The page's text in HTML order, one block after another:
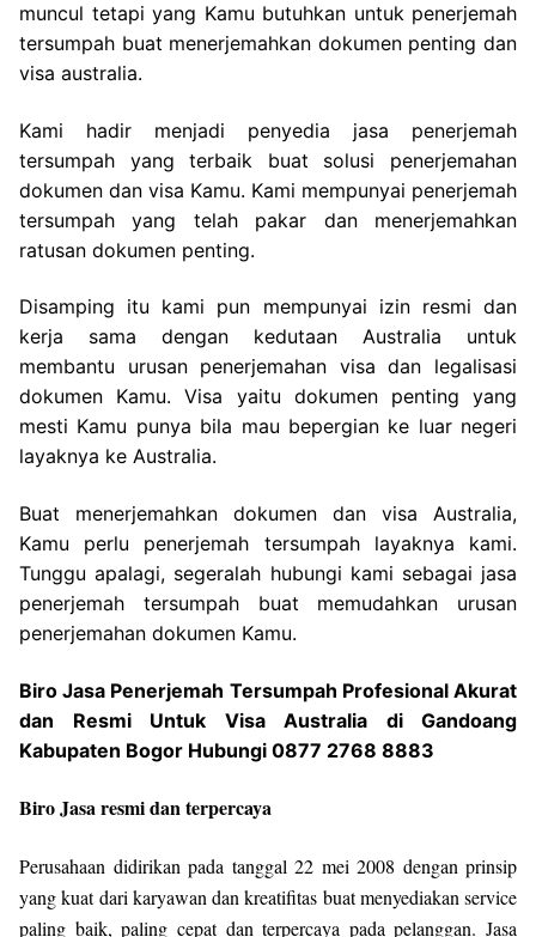
muncul tetapi yang Kamu butuhkan untuk penerjemah
tersumpah buat menerjemahkan dokumen penting dan
visa australia.
Kami hadir menjadi penyedia jasa penerjemah
tersumpah yang terbaik buat solusi penerjemahan
dokumen dan visa Kamu. Kami mempunyai penerjemah
tersumpah yang telah pakar dan menerjemahkan
ratusan dokumen penting.
Disamping itu kami pun mempunyai izin resmi dan
kerja sama dengan kedutaan Australia untuk
membantu urusan penerjemahan visa dan legalisasi
dokumen Kamu. Visa yaitu dokumen penting yang
mesti Kamu punya bila mau bepergian ke luar negeri
layaknya ke Australia.
Buat menerjemahkan dokumen dan visa Australia,
Kamu perlu penerjemah tersumpah layaknya kami.
Tunggu apalagi, segeralah hubungi kami sebagai jasa
penerjemah tersumpah buat memudahkan urusan
penerjemahan dokumen Kamu.
Biro Jasa Penerjemah Tersumpah Profesional Akurat
dan Resmi Untuk Visa Australia di Gandoang
Kabupaten Bogor Hubungi 0877 2768 8883
Biro Jasa resmi dan terpercaya
Perusahaan didirikan pada tanggal 22 mei 2008 dengan prinsip
yang kuat dari karyawan dan kreatifitas buat menyediakan service
paling baik, paling cepat dan terpercaya pada pelanggan. Jasa